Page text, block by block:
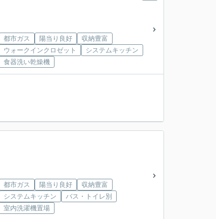
都市ガス 陽当り良好
収納豊富
ウォークインクロゼット
システムキッチン
食器洗い乾燥機
都市ガス 陽当り良好
収納豊富
システムキッチン
バス・トイレ別
室内洗濯機置場